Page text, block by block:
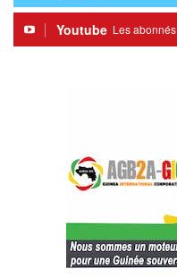
Youtube Les abonnés